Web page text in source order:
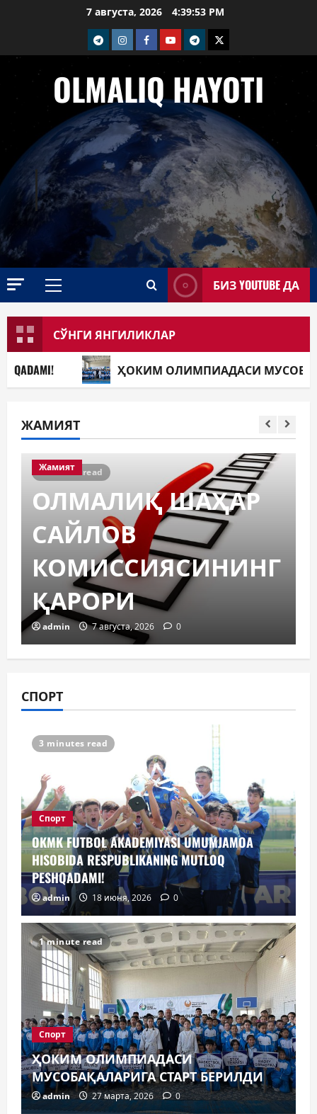
7 августа, 2026 4:39:54 PM
telegramInstagramFacebook
Youtubetelegram+
Twitter
OLMALIQ HAYOTI
Основное
БИЗ YOUTUBE ДА
СЎНГИ ЯНГИЛИКЛАР
ҲОКИМ ОЛИМПИАДАСИ МУСОБАҚАЛАРИГА
ЖАМИЯТ
1 minute read
Жамият
ОЛМАЛИҚ ШАҲАР
САЙЛОВ
КОМИССИЯСИНИНГ
ҚАРОРИ
admin 7 августа, 2026 0
СПОРТ
3 minutes read
Спорт
OKMK FUTBOL AKADEMIYASI UMUMJAMOA
HISOBIDA RESPUBLIKANING MUTLOQ
PESHQADAMI!
admin 18 июня, 2026 0
1 minute read
Спорт
ҲОКИМ ОЛИМПИАДАСИ
МУСОБАҚАЛАРИГА СТАРТ БЕРИЛДИ
admin 27 марта, 2026 0